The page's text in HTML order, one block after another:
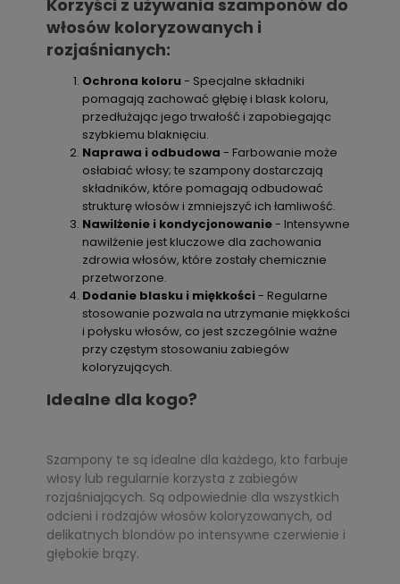
Korzyści z używania szamponów do
włosów koloryzowanych i
rozjaśnianych:
Ochrona koloru- Specjalne składniki
pomagają zachować głębię i blask koloru,
przedłużając jego trwałość i zapobiegając
szybkiemu blaknięciu.
Naprawa i odbudowa - Farbowanie może
osłabiać włosy; te szampony dostarczają
składników, które pomagają odbudować
strukturę włosów i zmniejszyć ich łamliwość.
Nawilżenie i kondycjonowanie- Intensywne
nawilżenie jest kluczowe dla zachowania
zdrowia włosów, które zostały chemicznie
przetworzone.
Dodanie blasku i miękkości- Regularne
stosowanie pozwala na utrzymanie miękkości
i połysku włosów, co jest szczególnie ważne
przy częstym stosowaniu zabiegów
koloryzujących.
Idealne dla kogo?
Szampony te są idealne dla każdego, kto farbuje
włosy lub regularnie korzysta z zabiegów
rozjaśniających. Są odpowiednie dla wszystkich
odcieni i rodzajów włosów koloryzowanych, od
delikatnych blondów po intensywne czerwienie i
głębokie brązy.